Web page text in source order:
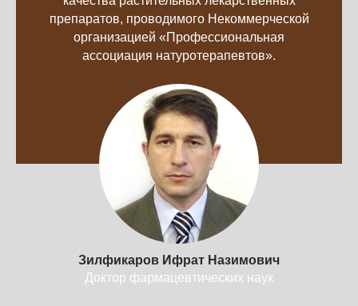
препаратов, проводимого Некоммерческой
организацией «Профессиональная
ассоциация натуротерапевтов».
Зилфикаров Ифрат Назимович
Доктор фармацевтических наук